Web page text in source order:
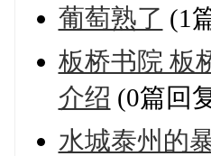
葡萄熟了 (1
板桥书院 板
介绍 (0篇回
水城泰州的